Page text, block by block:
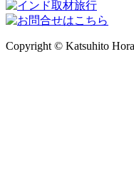
Copyright © Katsuhito